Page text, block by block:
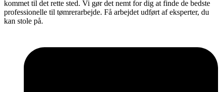
kommet til det rette sted. Vi gør det nemt for dig at finde de bedste
professionelle til tømrerarbejde. Få arbejdet udført af eksperter, du
kan stole på.